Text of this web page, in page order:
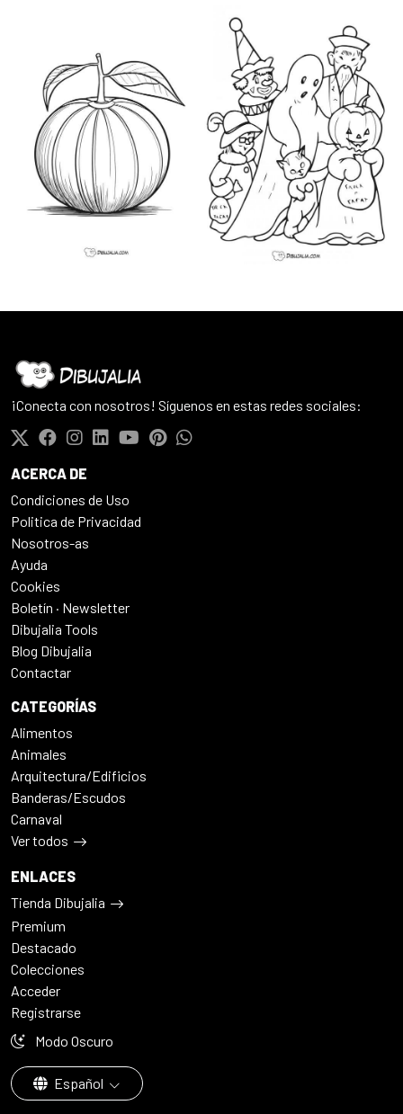
¡Conecta con nosotros! Síguenos en estas redes sociales:
ACERCA DE
Condiciones de Uso
Politica de Privacidad
Nosotros-as
Ayuda
Cookies
Boletín · Newsletter
Dibujalia Tools
Blog Dibujalia
Contactar
CATEGORÍAS
Alimentos
Animales
Arquitectura/Edificios
Banderas/Escudos
Carnaval
Ver todos
ENLACES
Tienda Dibujalia
Premium
Destacado
Colecciones
Acceder
Registrarse
Modo Oscuro
Español